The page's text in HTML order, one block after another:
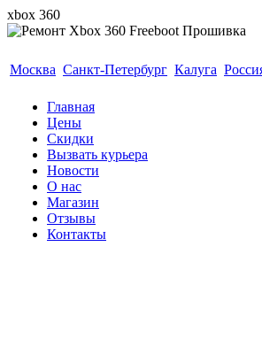
xbox 360
Москва Санкт-Петербург Калуга
Главная
Цены
Скидки
Вызвать курьера
Новости
О нас
Магазин
Отзывы
Контакты